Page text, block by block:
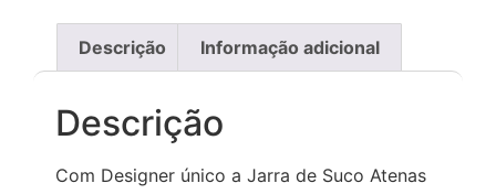
Descrição Informação adicional
Descrição
Com Designer único a Jarra de Suco Atenas